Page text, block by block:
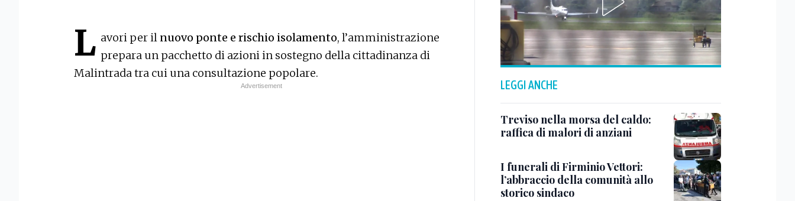
L avori per il nuovo ponte e rischio isolamento, l’amministrazione
prepara un pacchetto di azioni in sostegno della cittadinanza di
Malintrada tra cui una consultazione popolare.
LEGGI ANCHE
Treviso nella morsa del caldo:
raffica di malori di anziani
I funerali di Firminio Vettori:
l’abbraccio della comunità allo
storico sindaco